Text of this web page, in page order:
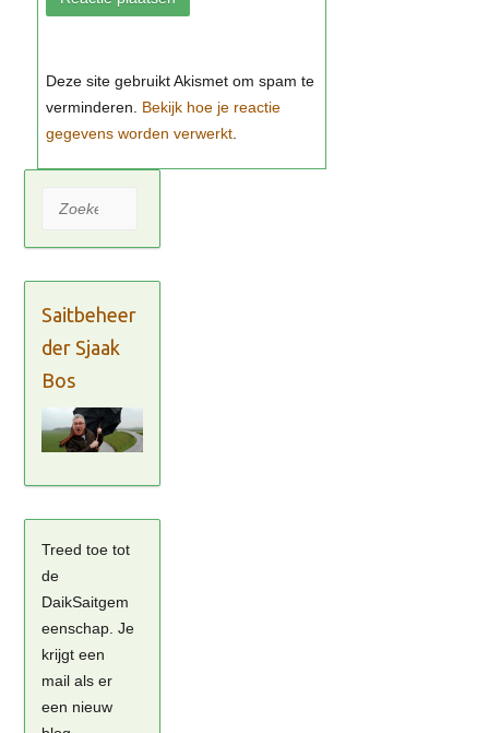
Bekijk hoe je reactie
gegevens worden verwerkt
Zoeken
Saitbeheer
der Sjaak
Bos
Treed toe tot
de
DaikSaitgem
eenschap. Je
krijgt een
mail als er
een nieuw